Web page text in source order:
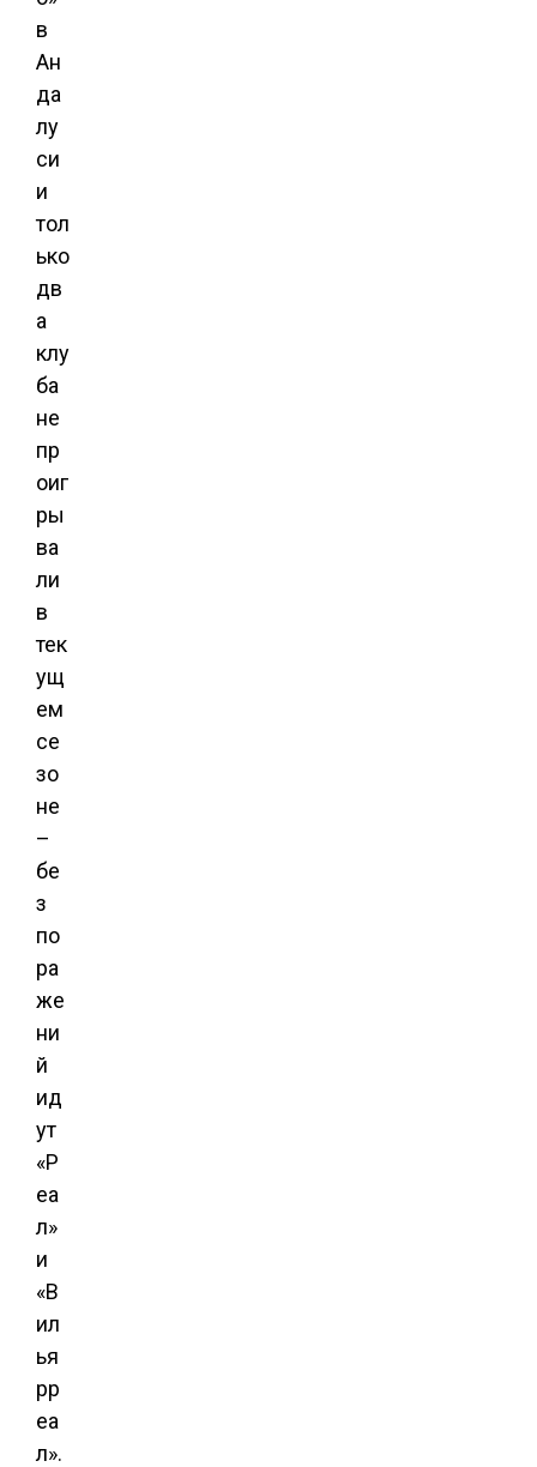
в
Ан
да
лу
си
и
тол
ько
дв
а
клу
ба
не
пр
оиг
ры
ва
ли
в
тек
ущ
ем
се
зо
не
–
бе
з
по
ра
же
ни
й
ид
ут
«Р
еа
л»
и
«В
ил
ья
рр
еа
л».